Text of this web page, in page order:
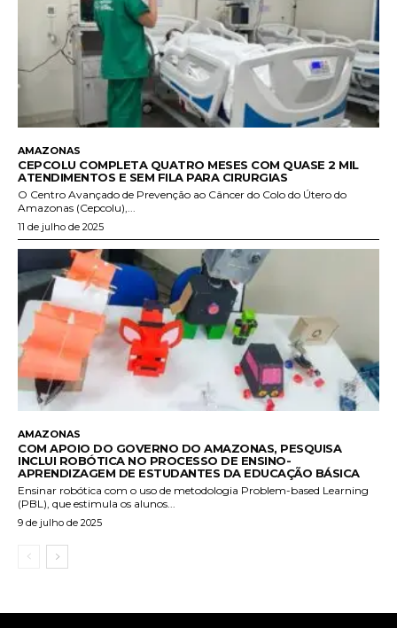
AMAZONAS
CEPCOLU COMPLETA QUATRO MESES COM QUASE 2 MIL
ATENDIMENTOS E SEM FILA PARA CIRURGIAS
O Centro Avançado de Prevenção ao Câncer do Colo do Útero do
Amazonas (Cepcolu),...
11 de julho de 2025
AMAZONAS
COM APOIO DO GOVERNO DO AMAZONAS, PESQUISA
INCLUI ROBÓTICA NO PROCESSO DE ENSINO-
APRENDIZAGEM DE ESTUDANTES DA EDUCAÇÃO BÁSICA
Ensinar robótica com o uso de metodologia Problem-based Learning
(PBL), que estimula os alunos...
9 de julho de 2025